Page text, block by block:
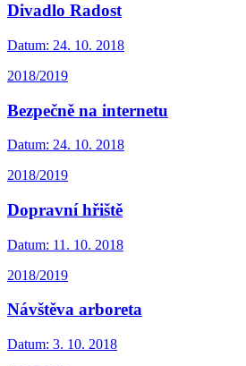
Divadlo Radost
Datum: 24. 10. 2018
2018/2019
Bezpečně na internetu
Datum: 24. 10. 2018
2018/2019
Dopravní hřiště
Datum: 11. 10. 2018
2018/2019
Návštěva arboreta
Datum: 3. 10. 2018